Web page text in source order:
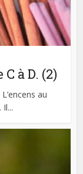
à D. (2)
au